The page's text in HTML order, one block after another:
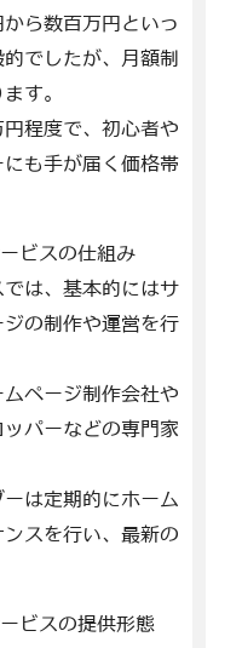
ら数百万円といっ
でしたが、月額制
す。
程度で、初心者や
も手が届く価格帯
ビスの仕組み
は、基本的にはサ
の制作や運営を行
ページ制作会社や
パーなどの専門家
は定期的にホーム
スを行い、最新の
ビスの提供形態